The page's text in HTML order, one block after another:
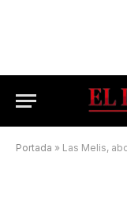
Portada » Las Melis,